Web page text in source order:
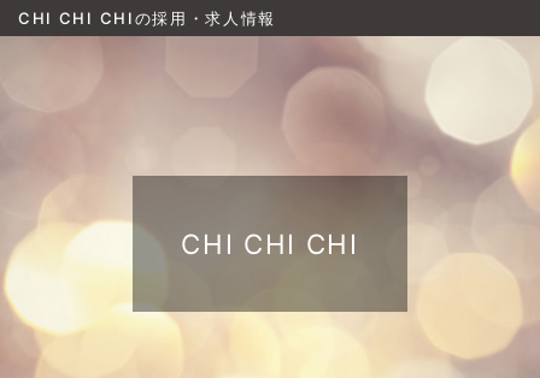
CHI CHI CHIの採用・求人情報
CHI CHI CHI